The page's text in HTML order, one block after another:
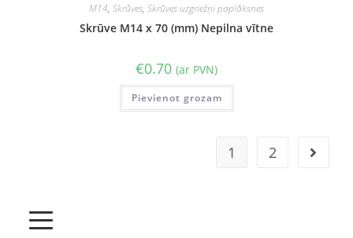
M14, Skrūves, Skrūves uzgriežņi paplāksnes
Skrūve M14 x 70 (mm) Nepilna vītne
€0.70 (ar PVN)
Pievienot grozam
1 2